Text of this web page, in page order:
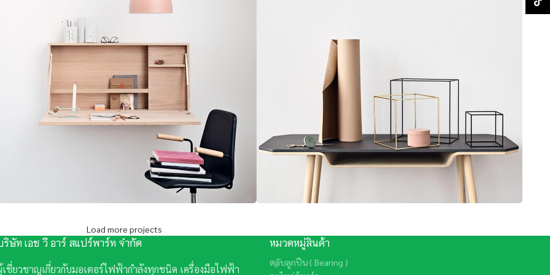
Lighting
Venenatis nam phasellus Kitchen
Leo uteu ullamcorper
Load more projects
ริษัท เอช วี อาร์ สแปร์พาร์ท จำกัด
เชี่ยวชาญเกี่ยวกับมอเตอร์ไฟฟ้ากำลังทุกชนิด เครื่องมือไฟฟ้า
หมวดหมู่สินค้า
ตลับลูกปืน ( Bearing )